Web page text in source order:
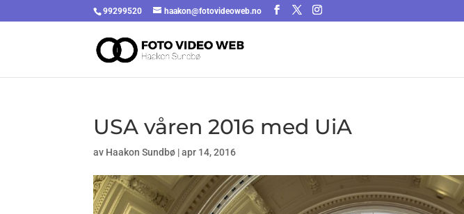
99299520 haakon@fotovideoweb.no
USA våren 2016 med UiA
av Haakon Sundbø |apr 14, 2016